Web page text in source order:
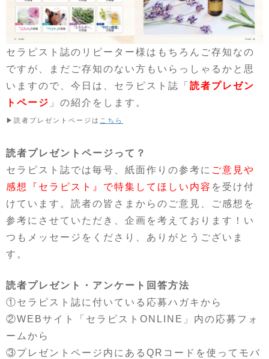
セラピスト誌のリピーター様はもちろんご存知なの
ですが、まだご存知のない方もいらっしゃるかと思
いますので、今日は、セラピスト誌「 読者プレゼン
トページ 」の紹介をします。
▶︎読者プレゼントページは こちら
読者プレゼントページって？
セラピスト誌では毎号、紙面作りの参考に ご意見や
感想『セラピスト』で特集してほしい内容 を受け付
けています。読者の皆さまからのご意見、ご感想を
参考にさせていただき、企画を考えております！い
つもメッセージをくださり、ありがとうございま
す。
読者プレゼント・アンケート回答方法
①セラピスト誌に付いている応募ハガキから
②WEBサイト「セラピストONLINE」内の応募フォ
ームから
③プレゼントページ内にあるQRコードを使ってモバ